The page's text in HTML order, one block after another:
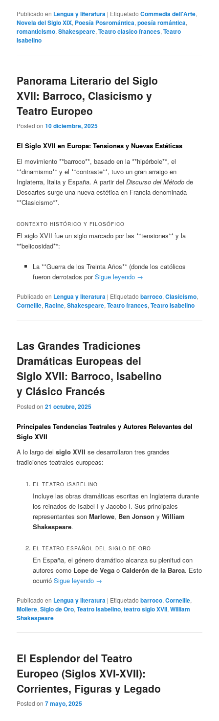
Publicado en Lengua y literatura | Etiquetado Commedia dell'Arte,
Novela del Siglo XIX, Poesía Posromántica,poesía romántica,
romanticismo,Shakespeare,Teatro clasico frances,Teatro
Isabelino
Panorama Literario del Siglo
XVII: Barroco, Clasicismo y
Teatro Europeo
Posted on10 diciembre, 2025
El Siglo XVII en Europa: Tensiones y Nuevas Estéticas
El movimiento **barroco**, basado en la **hipérbole**, el
**dinamismo** y el **contraste**, tuvo un gran arraigo en
Inglaterra, Italia y España. A partir delDiscurso del Método de
Descartes surge una nueva estética en Francia denominada
**Clasicismo**.
CONTEXTO HISTÓRICO Y FILOSÓFICO
El siglo XVII fue un siglo marcado por las **tensiones** y la
**belicosidad**:
La **Guerra de los Treinta Años** (donde los católicos
fueron derrotados porSigue leyendo →
Publicado en Lengua y literatura | Etiquetado barroco,Clasicismo,
Corneille, Racine,Shakespeare,Teatro frances,Teatro Isabelino
Las Grandes Tradiciones
Dramáticas Europeas del
Siglo XVII: Barroco, Isabelino
y Clásico Francés
Posted on21 octubre, 2025
Principales Tendencias Teatrales y Autores Relevantes del
Siglo XVII
A lo largo delsiglo XVII se desarrollaron tres grandes
tradiciones teatrales europeas:
EL TEATRO ISABELINO
Incluye las obras dramáticas escritas en Inglaterra durante
los reinados de Isabel I y Jacobo I. Sus principales
representantes son Marlowe, Ben Jonson y William
Shakespeare.
EL TEATRO ESPAÑOL DEL SIGLO DE ORO
En España, el género dramático alcanza su plenitud con
autores como Lope de Vegao Calderón de la Barca. Esto
ocurrió Sigue leyendo →
Publicado en Lengua y literatura | Etiquetado barroco,Corneille,
Moliere,Siglo de Oro,Teatro Isabelino,teatro siglo XVII,William
Shakespeare
El Esplendor del Teatro
Europeo (Siglos XVI-XVII):
Corrientes, Figuras y Legado
Posted on7 mayo, 2025